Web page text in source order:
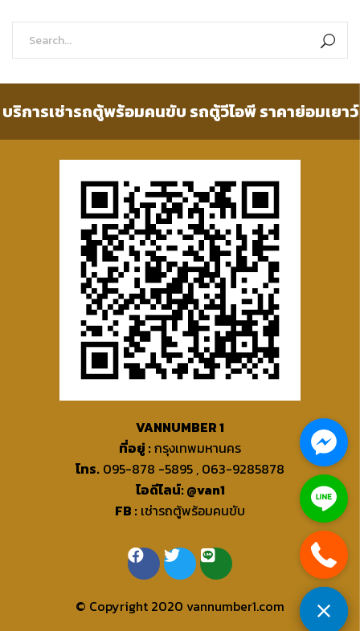
บริการเช่ารถตู้พร้อมคนขับ รถตู้วีไอพี ราคาย่อมเยาว์
VANNUMBER 1
ที่อยู่ :กรุงเทพมหานคร
โทร. 095-878 -5895 , 063-9285878
ไอดีไลน์: @van1
FB : เช่ารถตู้พร้อมคนขับ
© Copyright 2020 vannumber1.com